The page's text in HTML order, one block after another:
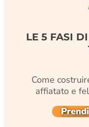
LE 5 FASI
Come
affiatato e